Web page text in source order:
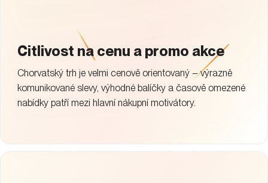
Citlivost na cenu a promo akce
Chorvatský trh je velmi cenově orientovaný – výrazně
komunikované slevy, výhodné balíčky a časově omezené
nabídky patří mezi hlavní nákupní motivátory.